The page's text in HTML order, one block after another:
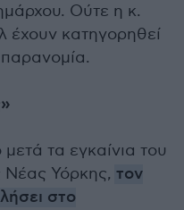
Ούτε η κ.
κατηγορηθεί
τα εγκαίνια του
Νέας Υόρκης, τον
στο